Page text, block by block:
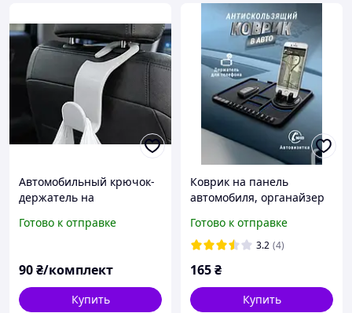
Автомобильный крючок-
держатель на
пакетов (органайзер в
Готово к отправке
90₴/комплект
Купить
Коврик на панель
автомобиля, органайзер
Готово к отправке
3.2 (4)
165₴
Купить